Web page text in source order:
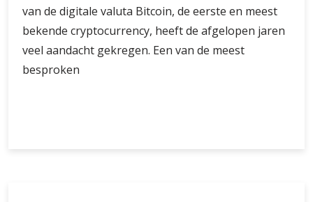
van de digitale valuta Bitcoin, de eerste en meest
bekende cryptocurrency, heeft de afgelopen jaren
veel aandacht gekregen. Een van de meest
besproken